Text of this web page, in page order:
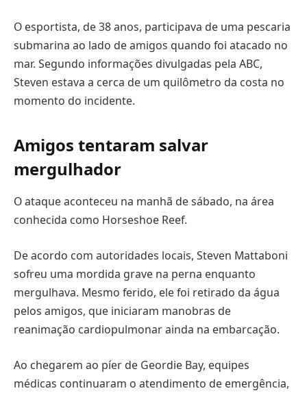
O esportista, de 38 anos, participava de uma pescaria
submarina ao lado de amigos quando foi atacado no
mar. Segundo informações divulgadas pela ABC,
Steven estava a cerca de um quilômetro da costa no
momento do incidente.
Amigos tentaram salvar
mergulhador
O ataque aconteceu na manhã de sábado, na área
conhecida como Horseshoe Reef.
De acordo com autoridades locais, Steven Mattaboni
sofreu uma mordida grave na perna enquanto
mergulhava. Mesmo ferido, ele foi retirado da água
pelos amigos, que iniciaram manobras de
reanimação cardiopulmonar ainda na embarcação.
Ao chegarem ao píer de Geordie Bay, equipes
médicas continuaram o atendimento de emergência,